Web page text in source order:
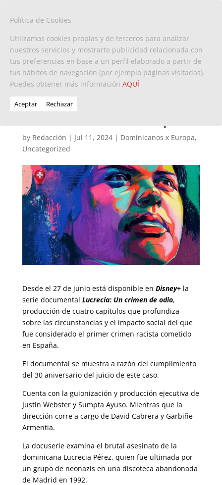
Disney+ presenta
documental sobre el
asesinato racista de
by Redacción | Jul 11, 2024| Dominicanos x Europa,
Uncategorized
Desde el 27 de junio está disponible en Disney+la
serie documental Lucrecia: Un crimen de odio,
producción de cuatro capítulos que profundiza
sobre las circunstancias y el impacto social del que
fue considerado el primer crimen racista cometido
en España.
El documental se muestra a razón del cumplimiento
del 30 aniversario del juicio de este caso.
Cuenta con la guionización y producción ejecutiva de
Justin Webster y Sumpta Ayuso. Mientras que la
dirección corre a cargo de David Cabrera y Garbiñe
Armentia.
La docuserie examina el brutal asesinato de la
dominicana Lucrecia Pérez, quien fue ultimada por
un grupo de neonazis en una discoteca abandonada
de Madrid en 1992.
Política de Cookies
Utilizamos cookies propias y de terceros para analizar
nuestros servicios y mostrarte publicidad relacionada con
tus preferencias en base a un perfil elaborado a partir de
tus hábitos de navegación (por ejemplo páginas visitadas).
Puedes obtener más información AQUÍ
Aceptar Rechazar